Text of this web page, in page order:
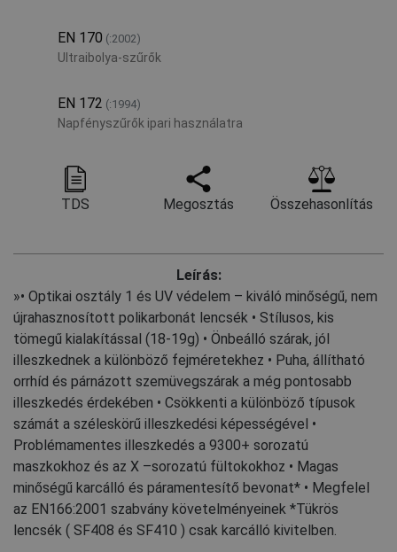
EN 170 (:2002)
Ultraibolya-szűrők
EN 172 (:1994)
Napfényszűrők ipari használatra
TDS Megosztás Összehasonlítás
Leírás:
»• Optikai osztály 1 és UV védelem – kiváló minőségű, nem
újrahasznosított polikarbonát lencsék • Stílusos, kis
tömegű kialakítással (18-19g) • Önbeálló szárak, jól
illeszkednek a különböző fejméretekhez • Puha, állítható
orrhíd és párnázott szemüvegszárak a még pontosabb
illeszkedés érdekében • Csökkenti a különböző típusok
számát a széleskörű illeszkedési képességével •
Problémamentes illeszkedés a 9300+ sorozatú
maszkokhoz és az X –sorozatú fültokokhoz • Magas
minőségű karcálló és páramentesítő bevonat* • Megfelel
az EN166:2001 szabvány követelményeinek *Tükrös
lencsék ( SF408 és SF410 ) csak karcálló kivitelben.